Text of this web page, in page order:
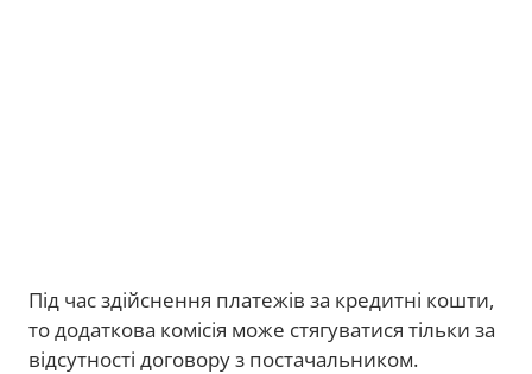
Під час здійснення платежів за кредитні кошти,
то додаткова комісія може стягуватися тільки за
відсутності договору з постачальником.